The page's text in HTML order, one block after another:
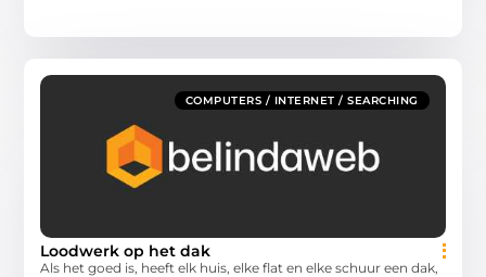
COMPUTERS / INTERNET / SEARCHING
Loodwerk op het dak
Als het goed is, heeft elk huis, elke flat en elke schuur een dak,